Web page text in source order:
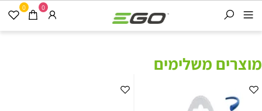
0 0
מוצרים משלימים